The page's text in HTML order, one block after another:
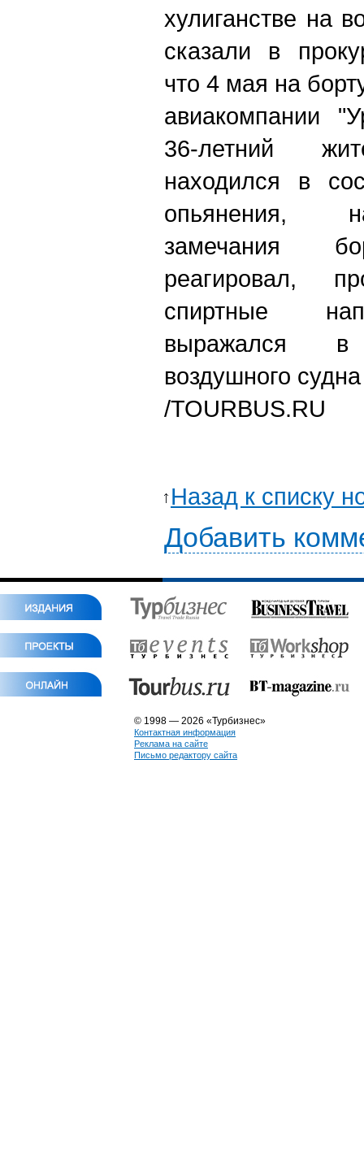
хулиганстве на
сказали в
что 4 мая на
авиакомпании
36-летний
находился в
опьянения,
замечания
реагировал,
спиртные
выражался
воздушного
/TOURBUS.RU
Назад к списку
Добавить
© 1998 — 2026 «Турбизнес»
Контактная информация
Реклама на сайте
Письмо редактору сайта